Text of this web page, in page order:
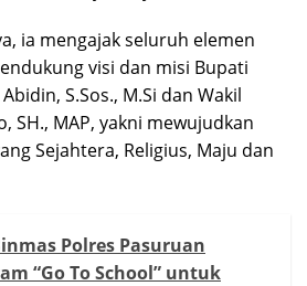
ia mengajak seluruh elemen
visi dan misi Bupati
S.Sos., M.Si dan Wakil
SH., MAP, yakni mewujudkan
Sejahtera, Religius, Maju dan
Polres Pasuruan
“Go To School” untuk